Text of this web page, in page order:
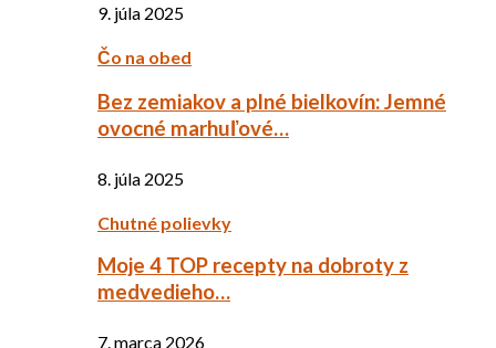
9. júla 2025
Čo na obed
Bez zemiakov a plné bielkovín: Jemné
ovocné marhuľové…
8. júla 2025
Chutné polievky
Moje 4 TOP recepty na dobroty z
medvedieho…
7. marca 2026